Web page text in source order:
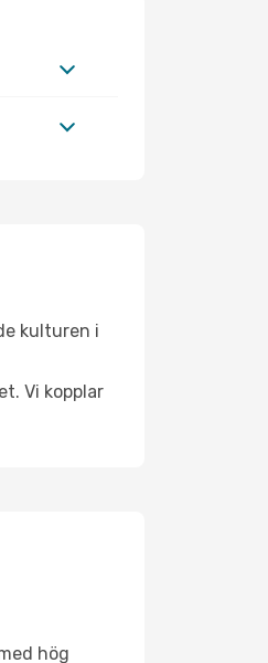
kulturen i
Vi kopplar
hög